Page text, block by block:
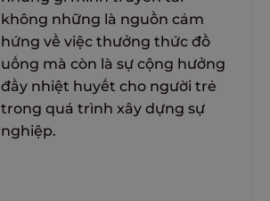
không những là nguồn cảm
hứng về việc thưởng thức đồ
uống mà còn là sự cộng hưởng
đầy nhiệt huyết cho người trẻ
trong quá trình xây dựng sự
nghiệp.